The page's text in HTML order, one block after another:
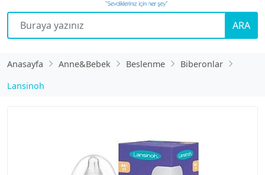
ARA
Anasayfa Anne&Bebek Beslenme
Biberonlar
Lansinoh